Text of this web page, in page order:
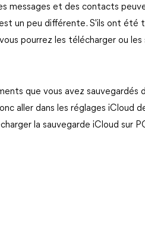
messages et des contacts
un peu différente. S'ils ont été
pourrez les télécharger ou
que vous avez sauvegardés
aller dans les réglages iCloud
la sauvegarde iCloud sur